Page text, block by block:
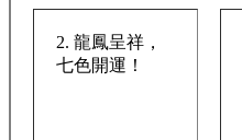
2. 龍鳳呈祥，
七色開運！